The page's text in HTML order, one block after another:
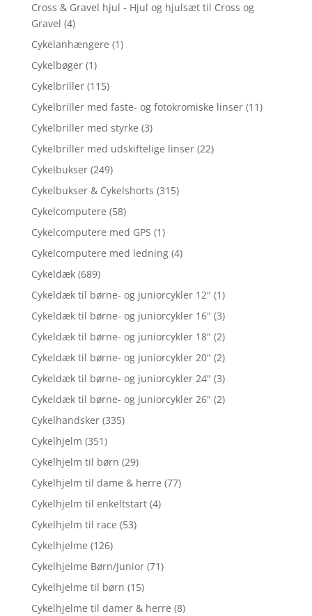
Cross & Gravel hjul - Hjul og hjulsæt til Cross og
Gravel (4)
Cykelanhængere (1)
Cykelbøger (1)
Cykelbriller (115)
Cykelbriller med faste- og fotokromiske linser (11)
Cykelbriller med styrke (3)
Cykelbriller med udskiftelige linser (22)
Cykelbukser (249)
Cykelbukser & Cykelshorts (315)
Cykelcomputere (58)
Cykelcomputere med GPS (1)
Cykelcomputere med ledning (4)
Cykeldæk (689)
Cykeldæk til børne- og juniorcykler 12" (1)
Cykeldæk til børne- og juniorcykler 16" (3)
Cykeldæk til børne- og juniorcykler 18" (2)
Cykeldæk til børne- og juniorcykler 20" (2)
Cykeldæk til børne- og juniorcykler 24" (3)
Cykeldæk til børne- og juniorcykler 26" (2)
Cykelhandsker (335)
Cykelhjelm (351)
Cykelhjelm til børn (29)
Cykelhjelm til dame & herre (77)
Cykelhjelm til enkeltstart (4)
Cykelhjelm til race (53)
Cykelhjelme (126)
Cykelhjelme Børn/Junior (71)
Cykelhjelme til børn (15)
Cykelhjelme til damer & herre (8)